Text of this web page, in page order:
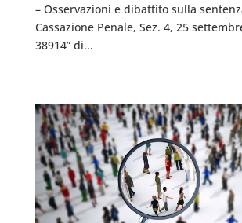
– Osservazioni e dibattito sulla
Cassazione Penale, Sez. 4, 25
38914” di...